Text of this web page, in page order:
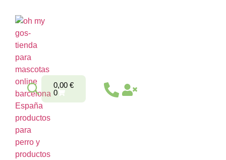
0,00 €
0